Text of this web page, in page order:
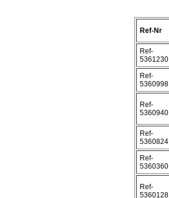
Ref-Nr
Ref-
5361230
Ref-
5360998
Ref-
5360940
Ref-
5360824
Ref-
5360360
Ref-
5360128